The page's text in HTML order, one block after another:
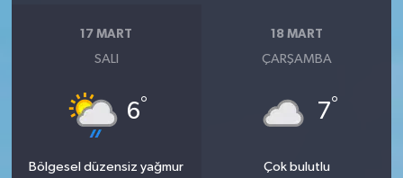
17 MART
SALI
6°
Bölgesel düzensiz yağmur
18 MART
ÇARŞAMBA
7°
Çok bulutlu